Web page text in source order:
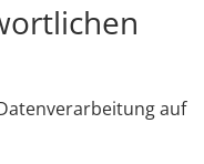
auf